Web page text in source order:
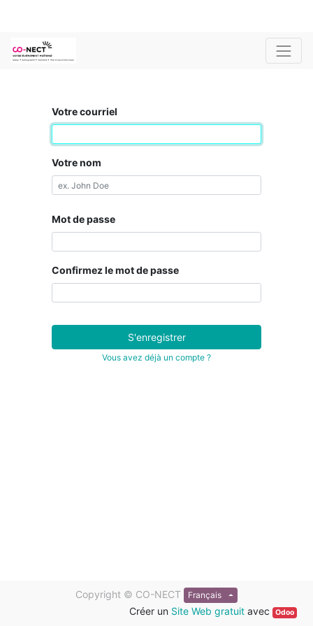
Votre courriel
Votre nom
Mot de passe
Confirmez le mot de passe
S'enregistrer
Vous avez déjà un compte ?
Copyright © CO-NECT Français
Créer un Site Web gratuitavec Odoo